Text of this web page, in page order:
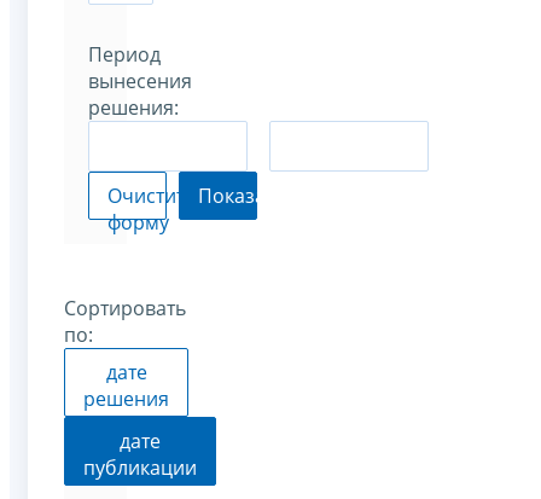
Период
вынесения
решения:
Очистить
форму
Показать
Сортировать
по:
дате
решения
дате
публикации